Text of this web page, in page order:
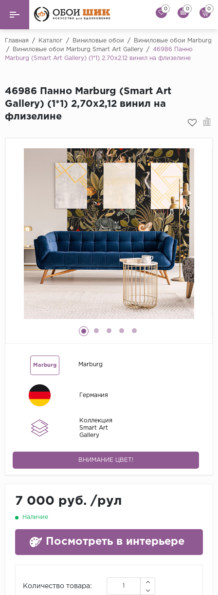
Назад
Виниловые обои
Назад
...
Andrea Rossi
Artsimple
AS Creation
Cristiana Masi
Decori Decori
...
Emiliana Parati
Fipar
Grandeco
Kerama Marazzi
Marburg
Prima Italiana
Rasch
Флоковые обои
Обои панно
Обои под покраску
0 0 0
Главная / Каталог / Виниловые обои /
Виниловые обои Marburg
/
Виниловые обои Marburg Smart Art Gallery /
46986 Панно
Marburg (Smart Art Gallery) (1*1) 2,70x2,12 винил на флизелине
46986 Панно Marburg (Smart Art
Gallery) (1*1) 2,70x2,12 винил на
флизелине
Marburg Marburg
Германия
Коллекция
Smart Art
Gallery
ВНИМАНИЕ ЦВЕТ!
7 000 руб. /рул
Наличие
Посмотреть в интерьере
Количество товара: